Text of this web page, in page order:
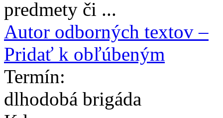
predmety či ...
Autor odborných textov –
Pridať k obľúbeným
Termín:
dlhodobá brigáda